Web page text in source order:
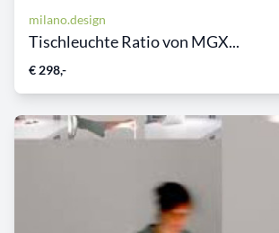
milano.design
Tischleuchte Ratio von MGX...
€ 298,-